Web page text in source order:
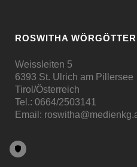
ROSWITHA WÖRGÖTTER
Weissleiten 5
6393 St. Ulrich am Pillersee
Tirol/Österreich
Tel.: 0664/2503141
Email: